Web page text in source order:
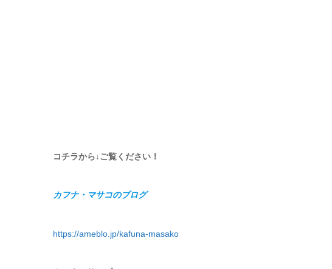
コチラから↓ご覧ください！
カフナ・マサコのブログ
https://ameblo.jp/kafuna-masako